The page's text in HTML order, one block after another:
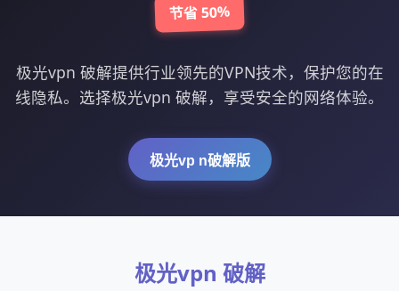
节省 50%
极光vpn 破解提供行业领先的VPN技术，保护您的在
线隐私。选择极光vpn 破解，享受安全的网络体验。
极光vp n破解版
极光vpn 破解